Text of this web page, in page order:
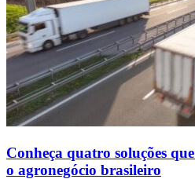
Conheça quatro soluções
o agronegócio brasileiro